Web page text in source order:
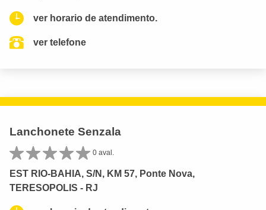
ver horario de atendimento.
ver telefone
Lanchonete Senzala
0 aval.
EST RIO-BAHIA, S/N, KM 57, Ponte Nova,
TERESOPOLIS - RJ